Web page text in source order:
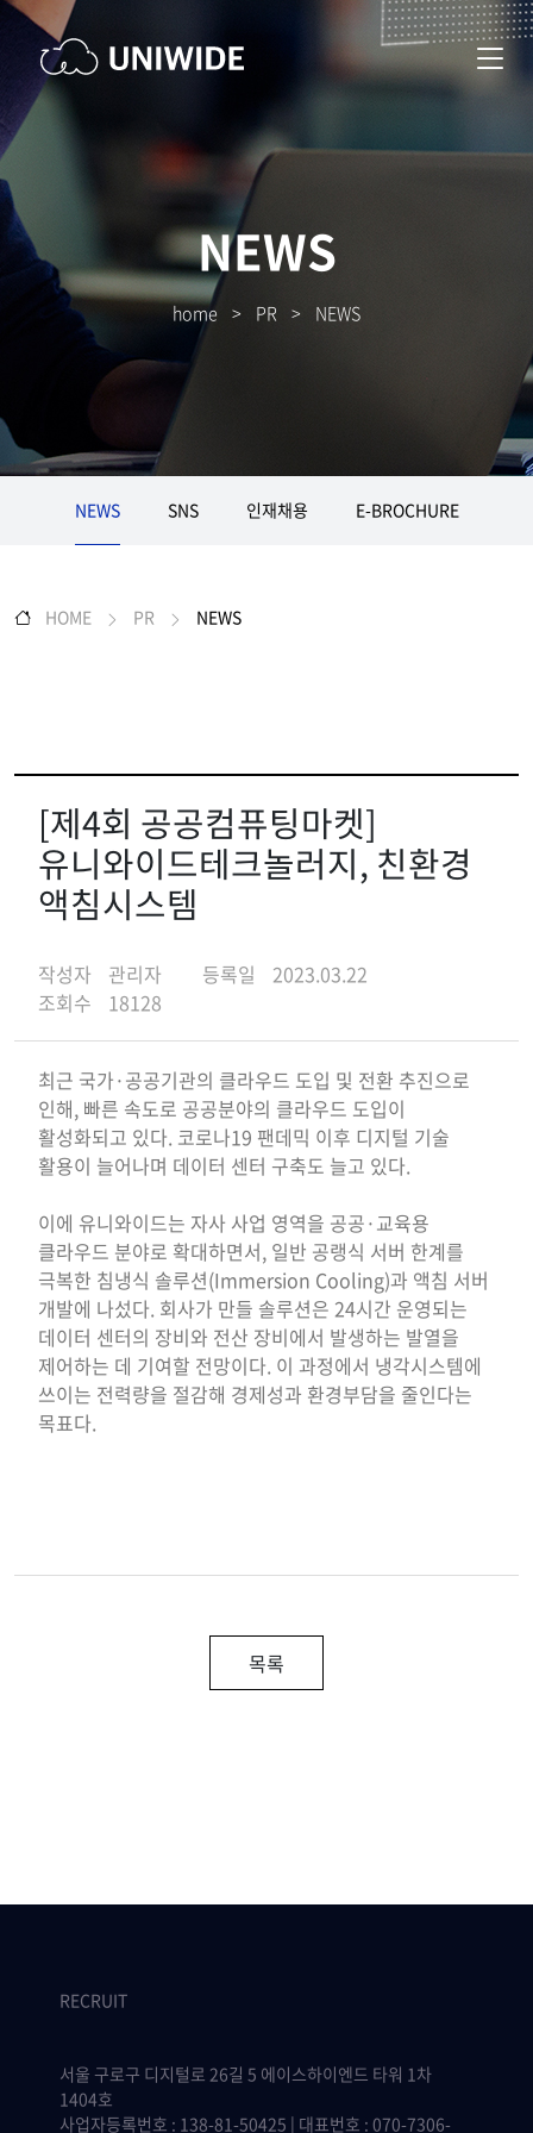
NEWS
home > PR > NEWS
NEWS SNS 인재채용 E-BROCHURE
HOME PR NEWS
[제4회 공공컴퓨팅마켓]
유니와이드테크놀러지, 친환경
액침시스템
작성자 관리자 등록일
2023.03.22
조회수
18128
최근 국가·공공기관의 클라우드 도입 및 전환 추진으로
인해, 빠른 속도로 공공분야의 클라우드 도입이
활성화되고 있다. 코로나19 팬데믹 이후 디지털 기술
활용이 늘어나며 데이터 센터 구축도 늘고 있다.
이에 유니와이드는 자사 사업 영역을 공공·교육용
클라우드 분야로 확대하면서, 일반 공랭식 서버 한계를
극복한 침냉식 솔루션(Immersion Cooling)과 액침 서버
개발에 나섰다. 회사가 만들 솔루션은 24시간 운영되는
데이터 센터의 장비와 전산 장비에서 발생하는 발열을
제어하는 데 기여할 전망이다. 이 과정에서 냉각시스템에
쓰이는 전력량을 절감해 경제성과 환경부담을 줄인다는
목표다.
목록
RECRUIT
서울 구로구 디지털로 26길 5 에이스하이엔드 타워 1차
1404호
사업자등록번호 : 138-81-50425 | 대표번호 : 070-7306-